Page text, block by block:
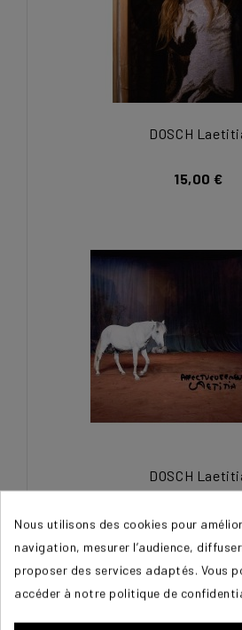
DOSCH
15,00 €
DOSCH
45,00 €
Nous utilisons des cookies pour
navigation, mesurer l’audience,
proposer des services adaptés. Vous
accéder à notre politique de